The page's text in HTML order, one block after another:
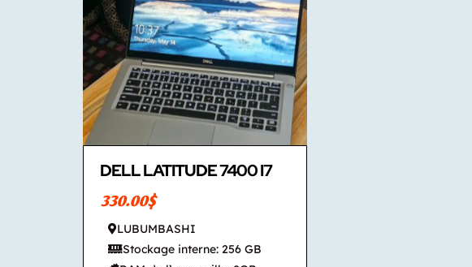
DELL LATITUDE 7400 I7
330.00$
LUBUMBASHI
Stockage interne: 256 GB